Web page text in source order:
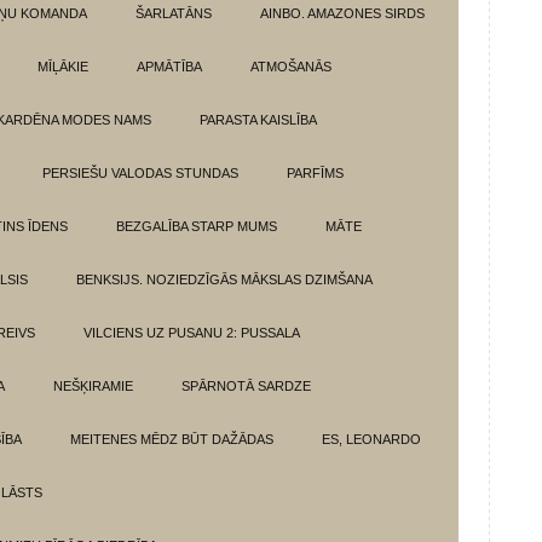
KOMANDA ŠARLATĀNS AINBO. AMAZONES SIRDS
MĪĻĀKIE APMĀTĪBA ATMOŠANĀS
MODES NAMS PARASTA KAISLĪBA
PERSIEŠU VALODAS STUNDAS PARFĪMS
ĪDENS BEZGALĪBA STARP MUMS MĀTE
BENKSIJS. NOZIEDZĪGĀS MĀKSLAS DZIMŠANA
VILCIENS UZ PUSANU 2: PUSSALA
NEŠĶIRAMIE SPĀRNOTĀ SARDZE
MEITENES MĒDZ BŪT DAŽĀDAS ES, LEONARDO